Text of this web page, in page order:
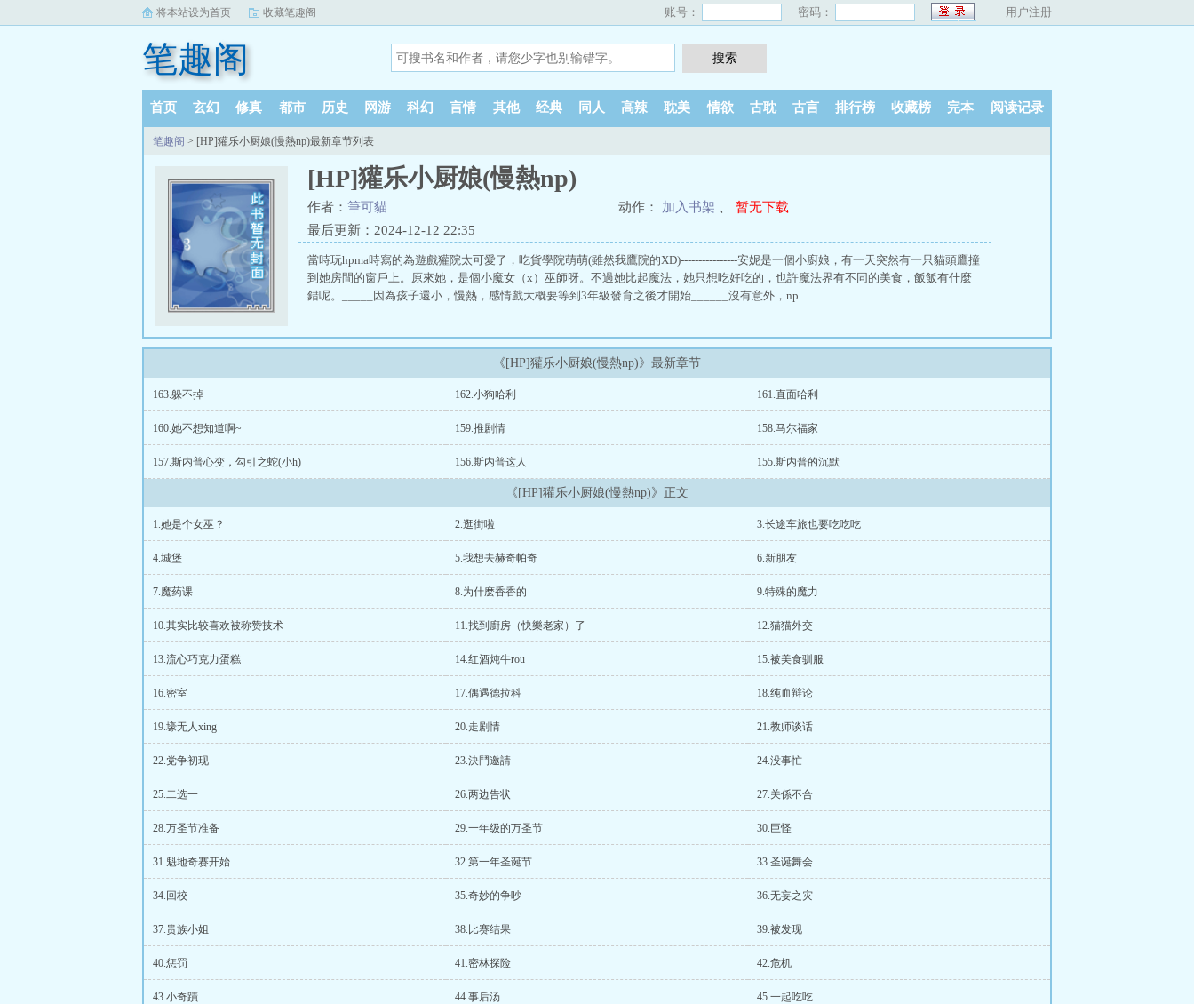
将本站设为首页 收藏笔趣阁 账号： 密码： 用户注册
笔趣阁
首页 玄幻 修真 都市 历史 网游 科幻 言情 其他 经典 同人 高辣 耽美 情欲 古耽 古言 排行榜 收藏榜 完本 阅读记录
笔趣阁 > [HP]獾乐小厨娘(慢熱np)最新章节列表
[HP]獾乐小厨娘(慢熱np)
作者： 筆可貓 动作： 加入书架
暂无下载
最后更新：2024-12-12 22:35
當時玩hpma時寫的為遊戲獾院太可愛了，吃貨學院萌萌(雖然我鷹院的XD)----------------安妮是一個小廚娘，有一天突然有一只貓頭鷹撞
到她房間的窗戶上。原來她，是個小魔女（x）巫師呀。不過她比起魔法，她只想吃好吃的，也許魔法界有不同的美食，飯飯有什麼
錯呢。_____因為孩子還小，慢熱，感情戲大概要等到3年級發育之後才開始______沒有意外，np
《[HP]獾乐小厨娘(慢熱np)》最新章节
163.躲不掉 162.小狗哈利 161.直面哈利
160.她不想知道啊~ 159.推剧情 158.马尔福家
157.斯内普心变，勾引之蛇(小h) 156.斯内普这人 155.斯内普的沉默
《[HP]獾乐小厨娘(慢熱np)》正文
1.她是个女巫？ 2.逛街啦 3.长途车旅也要吃吃吃
4.城堡 5.我想去赫奇帕奇 6.新朋友
7.魔药课 8.为什麽香香的 9.特殊的魔力
10.其实比较喜欢被称赞技术 11.找到廚房（快樂老家）了 12.猫猫外交
13.流心巧克力蛋糕 14.红酒炖牛rou 15.被美食驯服
16.密室 17.偶遇德拉科 18.纯血辩论
19.壕无人xing 20.走剧情 21.教师谈话
22.党争初现 23.決鬥邀請 24.没事忙
25.二选一 26.两边告状 27.关係不合
28.万圣节准备 29.一年级的万圣节 30.巨怪
31.魁地奇赛开始 32.第一年圣诞节 33.圣诞舞会
34.回校 35.奇妙的争吵 36.无妄之灾
37.贵族小姐 38.比赛结果 39.被发现
40.惩罚 41.密林探险 42.危机
43.小奇蹟 44.事后汤 45.一起吃吃